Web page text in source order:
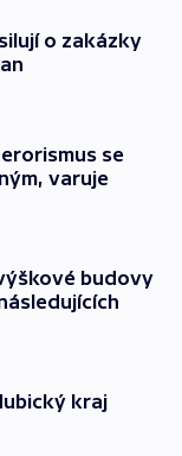
o zakázky
se
varuje
budovy
kraj